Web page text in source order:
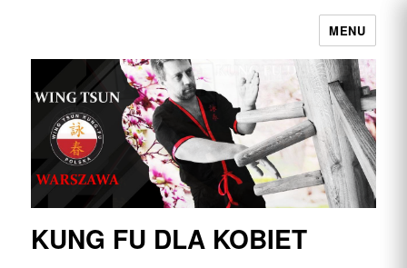
Wing Tsun Kung Fu Warszawa |
Najpełniejszy przekaz w Polsce
MENU
KUNG FU DLA KOBIET